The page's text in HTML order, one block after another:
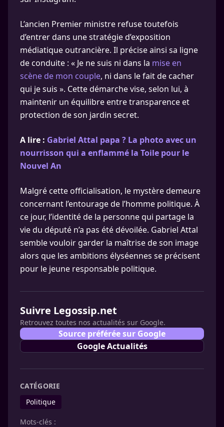
L’ancien Premier ministre refuse toutefois
d’entrer dans une stratégie d’exposition
médiatique outrancière. Il précise ainsi sa ligne
de conduite : « Je ne suis ni dans la mise en
scène de mon couple, ni dans le fait de cacher
qui je suis ». Cette démarche vise, selon lui, à
maintenir un équilibre entre transparence et
protection de son jardin secret.
A lire : Gabriel Attal papa ? La photo avec un
nourrisson qui a enflammé la Toile pour le
Nouvel An
Malgré cette officialisation, le mystère demeure
concernant l’entourage de l’homme politique. À
ce jour, l’identité de la personne qui partage la
vie du député n’a pas été dévoilée. Gabriel Attal
semble vouloir garder la maîtrise de son image
alors que les ambitions élyséennes se précisent
pour le jeune responsable politique.
Suivre Legossip.net
Retrouvez toutes nos actualités sur Google.
Source préférée sur Google
Google Actualités
CATÉGORIE
Politique
Mots-clés :